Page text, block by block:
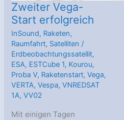
Zweiter Vega-
Start erfolgreich
InSound, Raketen,
Raumfahrt, Satelliten /
Erdbeobachtungssatellit,
ESA, ESTCube 1, Kourou,
Proba V, Raketenstart,Vega,
VERTA,Vespa,VNREDSAT
1A,VV02
Mit einigen Tagen